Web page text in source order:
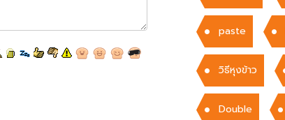
paste
วิธีหุงข้าว
Double